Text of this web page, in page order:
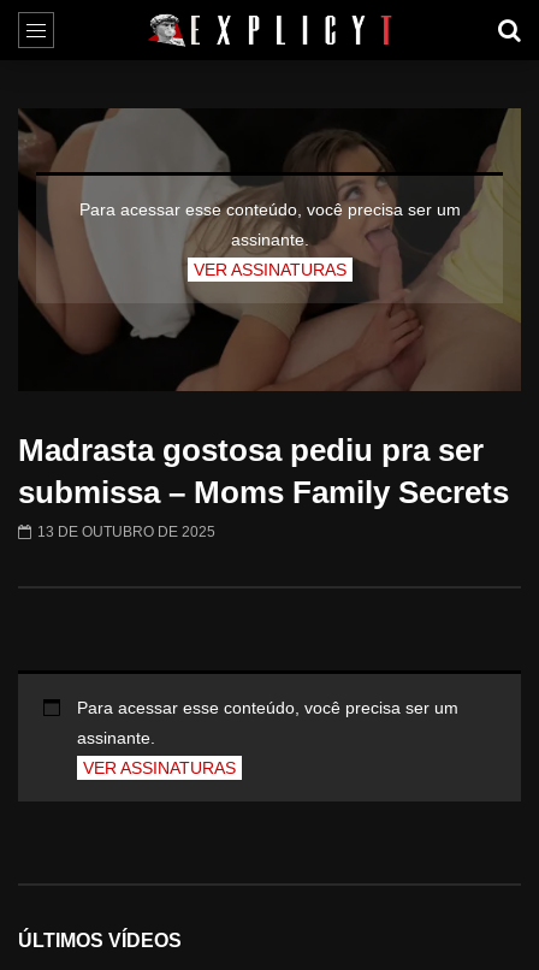
Para acessar esse conteúdo, você precisa ser um
assinante.
VER ASSINATURAS
Madrasta gostosa pediu pra ser
submissa – Moms Family Secrets
13 DE OUTUBRO DE 2025
Para acessar esse conteúdo, você precisa ser um
assinante.
VER ASSINATURAS
ÚLTIMOS VÍDEOS